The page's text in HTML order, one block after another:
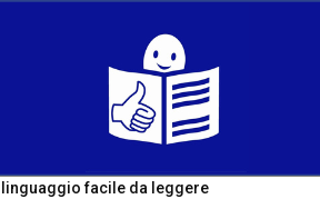
linguaggio facile da leggere